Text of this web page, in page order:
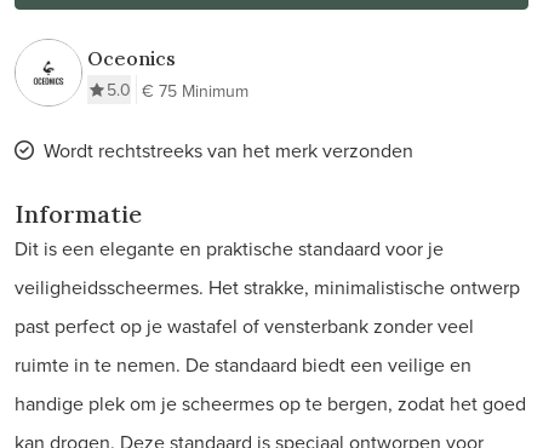
Oceonics
5.0 € 75 Minimum
Wordt rechtstreeks van het merk verzonden
Informatie
Dit is een elegante en praktische standaard voor je
veiligheidsscheermes. Het strakke, minimalistische ontwerp
past perfect op je wastafel of vensterbank zonder veel
ruimte in te nemen. De standaard biedt een veilige en
handige plek om je scheermes op te bergen, zodat het goed
kan drogen. Deze standaard is speciaal ontworpen voor